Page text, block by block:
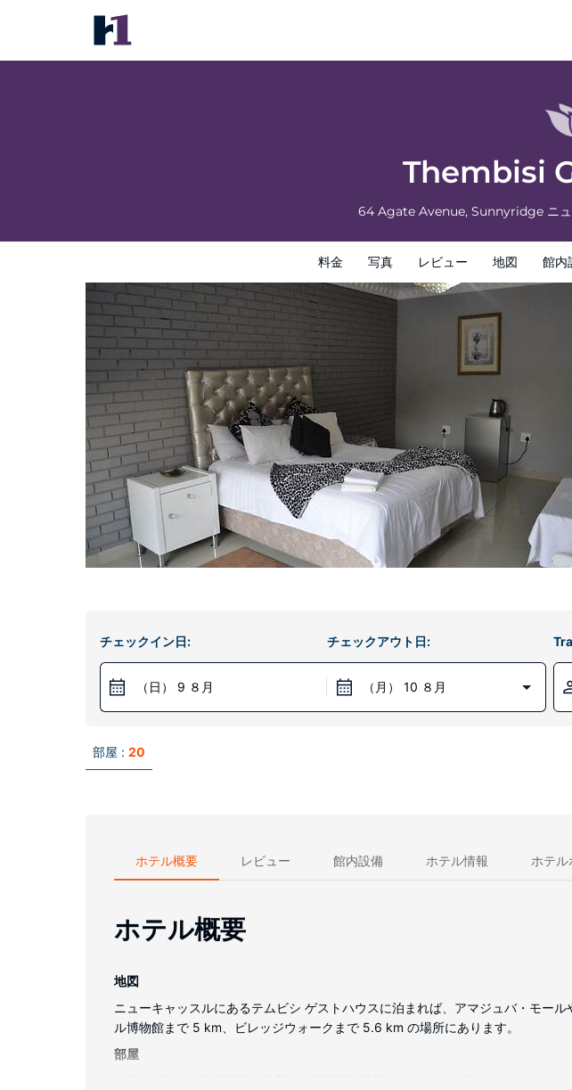
Thembisi
64 Agate Avenue, Sunnyridge ニ
料金 写真 レビュー 地図 館内
Thembisi Guesthouse
料金 写真
チェックイン日:
（日） 9 ８月
チェックアウト日:
（月） 10 ８月
部屋 : 20
ホテル概要 レビュー 館内設備 ホテル情報 ホテル
ホテル概要
地図
ニューキャッスルにあるテムビシ ゲストハウスに泊まれば、アマジュバ・モー
ル博物館まで 5 km、ビレッジウォークまで 5.6 km の場所にあります。
部屋